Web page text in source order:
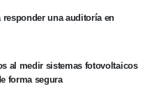
responder una auditoría en
al medir sistemas fotovoltaicos
forma segura